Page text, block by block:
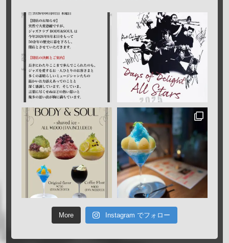
More Instagram でフォロー